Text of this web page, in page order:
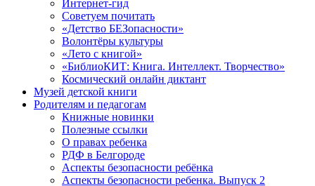
Интернет-гид
Советуем почитать
«Детство БЕЗопасности»
Волонтёры культуры
«Лето с книгой»
«БиблиоКИТ: Книга. Интеллект. Творчество»
Космический онлайн диктант
Музей детской книги
Родителям и педагогам
Книжные новинки
Полезные ссылки
О правах ребенка
РДФ в Белгороде
Аспекты безопасности ребёнка
Аспекты безопасности ребенка. Выпуск 2